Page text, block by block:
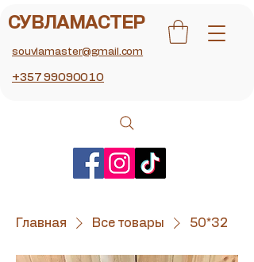
СУВЛАМАСТЕР
souvlamaster@gmail.com
+357 99090010
Главная Все товары 50*32